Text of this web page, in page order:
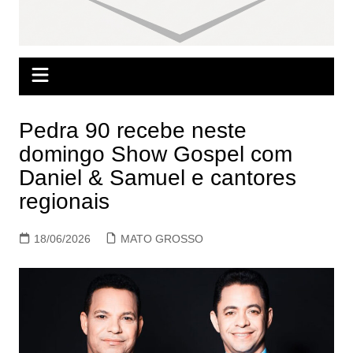
Pedra 90 recebe neste
domingo Show Gospel com
Daniel & Samuel e cantores
regionais
18/06/2026 MATO GROSSO